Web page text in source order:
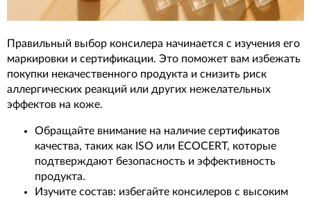
Правильный выбор консилера начинается с изучения его
маркировки и сертификации. Это поможет вам избежать
покупки некачественного продукта и снизить риск
аллергических реакций или других нежелательных
эффектов на коже.
Обращайте внимание на наличие сертификатов
качества, таких как ISO или ECOCERT, которые
подтверждают безопасность и эффективность
продукта.
Изучите состав: избегайте консилеров с высоким